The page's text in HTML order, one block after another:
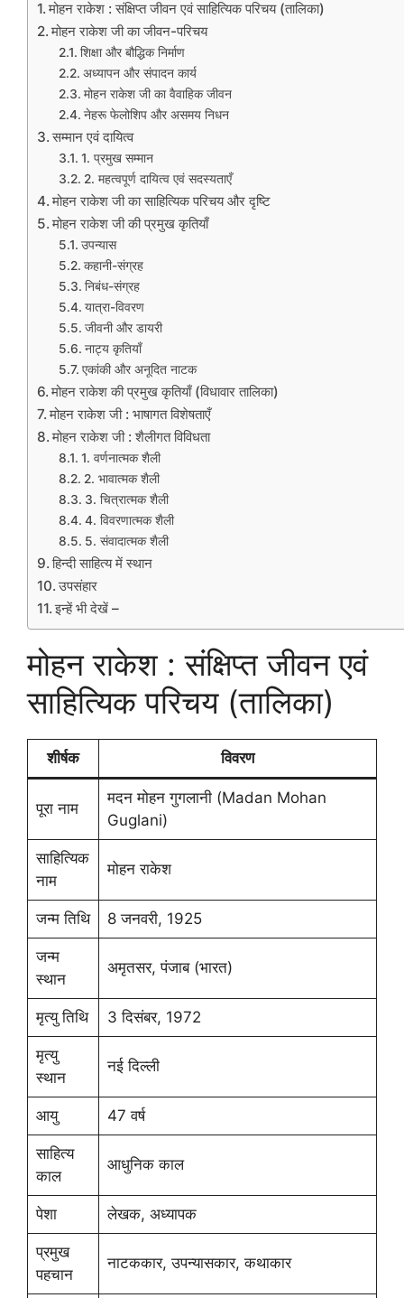
मोहन राकेश : संक्षिप्त जीवन एवं साहित्यिक परिचय (तालिका)
मोहन राकेश जी का जीवन-परिचय
शिक्षा और बौद्धिक निर्माण
अध्यापन और संपादन कार्य
मोहन राकेश जी का वैवाहिक जीवन
नेहरू फेलोशिप और असमय निधन
सम्मान एवं दायित्व
1. प्रमुख सम्मान
2. महत्वपूर्ण दायित्व एवं सदस्यताएँ
मोहन राकेश जी का साहित्यिक परिचय और दृष्टि
मोहन राकेश जी की प्रमुख कृतियाँ
उपन्यास
कहानी-संग्रह
निबंध-संग्रह
यात्रा-विवरण
जीवनी और डायरी
नाट्य कृतियाँ
एकांकी और अनूदित नाटक
मोहन राकेश की प्रमुख कृतियाँ (विधावार तालिका)
मोहन राकेश जी : भाषागत विशेषताएँ
मोहन राकेश जी : शैलीगत विविधता
1. वर्णनात्मक शैली
2. भावात्मक शैली
3. चित्रात्मक शैली
4. विवरणात्मक शैली
5. संवादात्मक शैली
हिन्दी साहित्य में स्थान
उपसंहार
इन्हें भी देखें –
मोहन राकेश : संक्षिप्त जीवन एवं
साहित्यिक परिचय (तालिका)
शीर्षक विवरण
पूरा नाम
मदन मोहन गुगलानी (Madan Mohan
Guglani)
साहित्यिक
नाम
मोहन राकेश
जन्म तिथि 8 जनवरी, 1925
जन्म
स्थान
अमृतसर, पंजाब (भारत)
मृत्यु तिथि 3 दिसंबर, 1972
मृत्यु
स्थान
नई दिल्ली
आयु 47 वर्ष
साहित्य
काल
आधुनिक काल
पेशा लेखक, अध्यापक
प्रमुख
पहचान
नाटककार, उपन्यासकार, कथाकार